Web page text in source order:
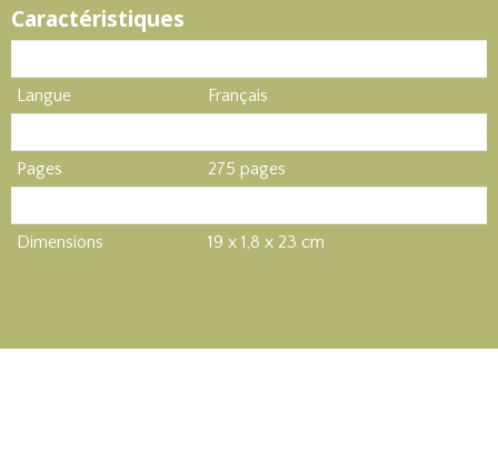
Caractéristiques
Langue
Français
Pages
275 pages
Dimensions
19 x 1,8 x 23 cm